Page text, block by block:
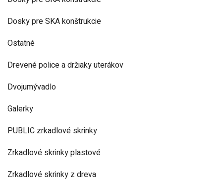
Dosky pre SKA konštrukcie
Ostatné
Drevené police a držiaky uterákov
Dvojumývadlo
Galerky
PUBLIC zrkadlové skrinky
Zrkadlové skrinky plastové
Zrkadlové skrinky z dreva